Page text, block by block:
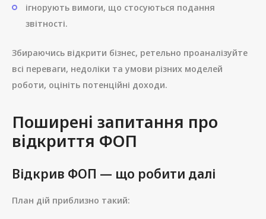
ігнорують вимоги, що стосуються подання
звітності.
Збираючись відкрити бізнес, ретельно проаналізуйте
всі переваги, недоліки та умови різних моделей
роботи, оцініть потенційні доходи.
Поширені запитання про
відкриття ФОП
Відкрив ФОП — що робити далі
План дій приблизно такий: